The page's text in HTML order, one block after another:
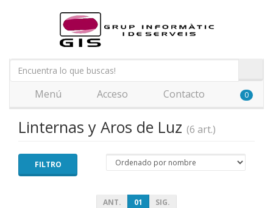
Menú Acceso Contacto 0
Linternas y Aros de Luz (6 art.)
FILTRO
ANT. 01 SIG.